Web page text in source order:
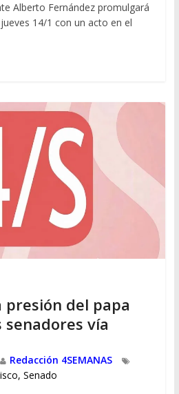
Alberto Fernández promulgará
14/1 con un acto en el
del papa
senadores vía
Redacción 4SEMANAS
, Senado